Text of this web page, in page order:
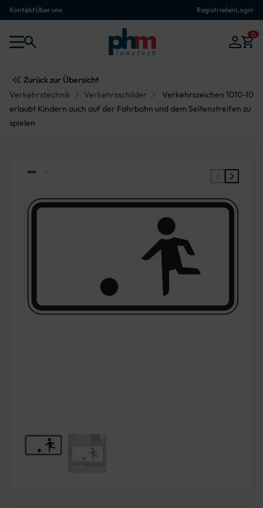
KontaktÜber uns RegistrierenLogin
0
Zurück zur Übersicht
Verkehrstechnik
Verkehrsschilder
Verkehrszeichen 1010-10
erlaubt Kindern auch auf der Fahrbahn und dem Seitenstreifen zu
spielen